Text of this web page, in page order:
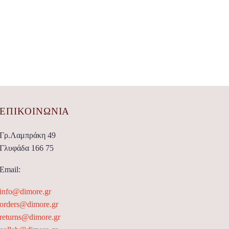
ΕΠΙΚΟΙΝΩΝΊΑ
Γρ.Λαμπράκη 49
Γλυφάδα 166 75
Email:
info@dimore.gr
orders@dimore.gr
returns@dimore.gr